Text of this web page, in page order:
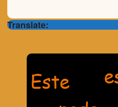
Translate: